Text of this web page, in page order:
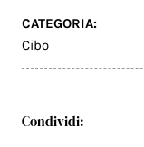
CATEGORIA:
Cibo
Condividi: